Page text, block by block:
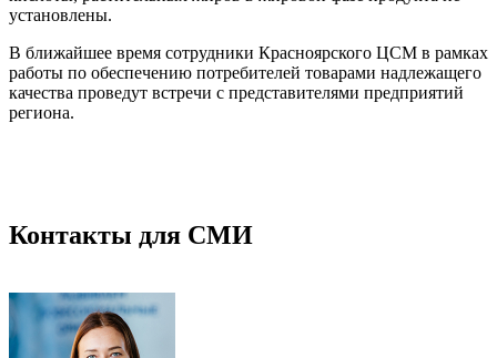
установлены.
В ближайшее время сотрудники Красноярского ЦСМ в рамках
работы по обеспечению потребителей товарами надлежащего
качества проведут встречи с представителями предприятий
региона.
Контакты для СМИ